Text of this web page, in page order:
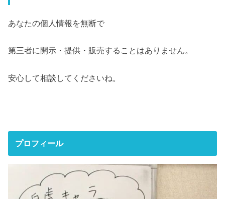
あなたの個人情報を無断で
第三者に開示・提供・販売することはありません。
安心して相談してくださいね。
プロフィール